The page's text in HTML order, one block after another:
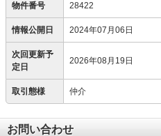
物件番号 28422
情報公開日 2024年07月06日
次回更新予
定日
2026年08月19日
取引態様 仲介
お問い合わせ